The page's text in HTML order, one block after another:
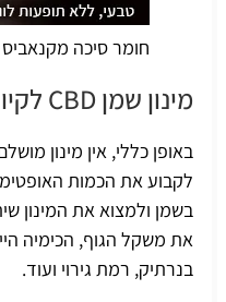
חומר סיכה
מינון שמן CBD לקיום יחסי מין
באופן כללי, אין מינון
לקבוע את הכמות
בשמן ולמצוא את המינון
את משקל הגוף, הכימיה
בנרתיק, רמת גירוי ועוד.